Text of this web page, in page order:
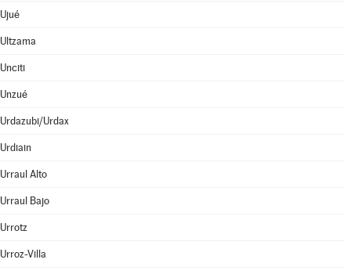
Ujué
Ultzama
Unciti
Unzué
Urdazubi/Urdax
Urdiain
Urraul Alto
Urraul Bajo
Urrotz
Urroz-Villa